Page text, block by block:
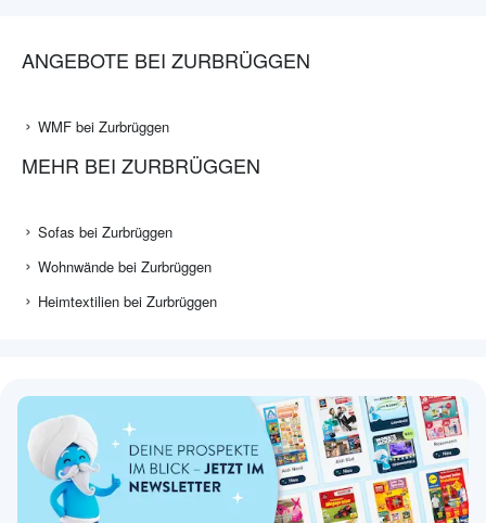
ANGEBOTE BEI ZURBRÜGGEN
WMF bei Zurbrüggen
MEHR BEI ZURBRÜGGEN
Sofas bei Zurbrüggen
Wohnwände bei Zurbrüggen
Heimtextilien bei Zurbrüggen